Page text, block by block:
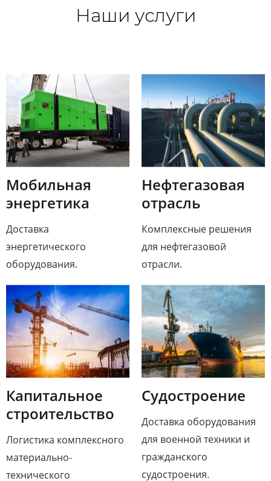
Наши услуги
Мобильная
энергетика
Доставка
энергетического
оборудования.
Нефтегазовая
отрасль​
Комплексные решения
для нефтегазовой
отрасли.
Капитальное
строительство​
Логистика комплексного
материально-
технического
Судостроение​
Доставка оборудования
для военной техники и
гражданского
судостроения.